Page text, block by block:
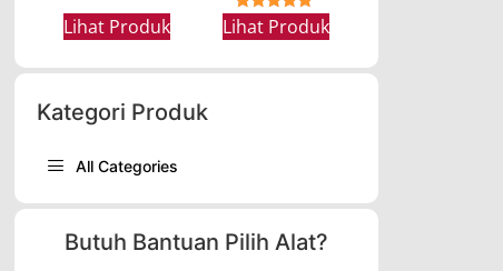
Lihat Produk ★★★★★
Lihat Produk
Kategori Produk
All Categories
Butuh Bantuan Pilih Alat?